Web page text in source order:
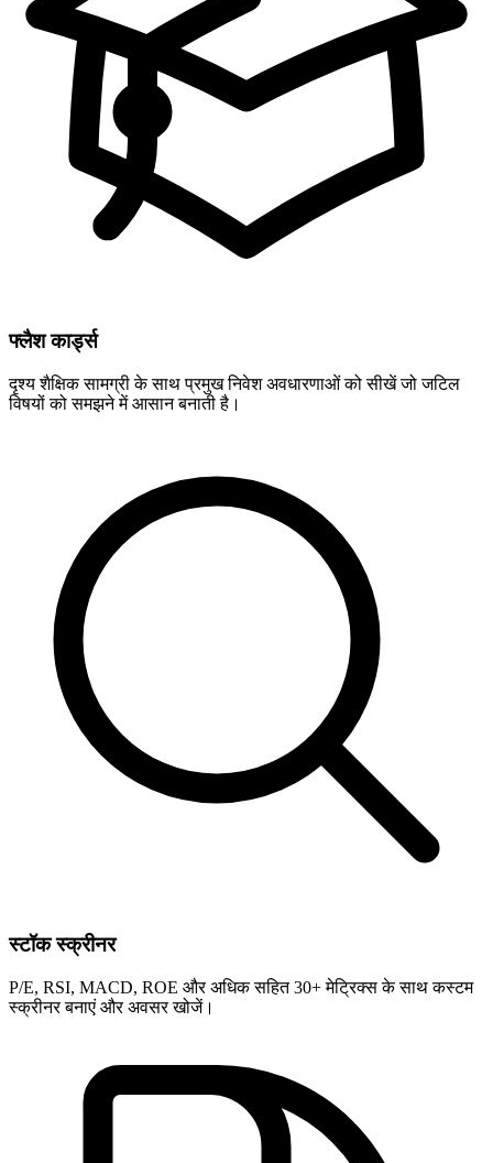
फ्लैश कार्ड्स
दृश्य शैक्षिक सामग्री के साथ प्रमुख निवेश अवधारणाओं को सीखें जो जटिल
विषयों को समझने में आसान बनाती है।
स्टॉक स्क्रीनर
P/E, RSI, MACD, ROE और अधिक सहित 30+ मेट्रिक्स के साथ कस्टम
स्क्रीनर बनाएं और अवसर खोजें।